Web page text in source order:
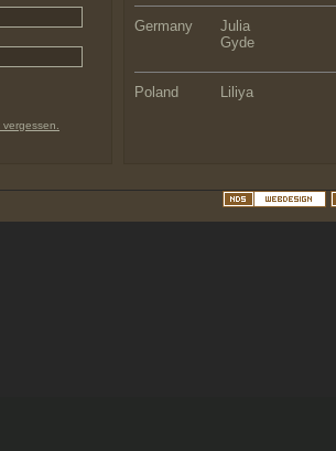
Germany
Julia
Gyde
Poland Liliya